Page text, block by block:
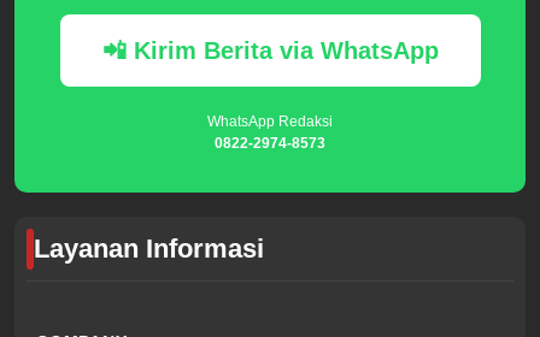
📲 Kirim Berita via WhatsApp
WhatsApp Redaksi
0822-2974-8573
Layanan Informasi